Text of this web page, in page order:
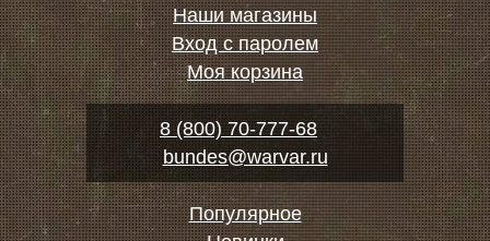
Наши магазины
Вход с паролем
Моя корзина
8 (800) 70-777-68
bundes@warvar.ru
Популярное